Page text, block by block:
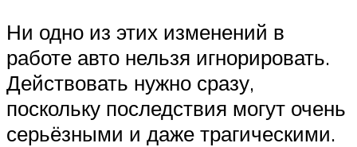
Ни одно из этих изменений в
работе авто нельзя игнорировать.
Действовать нужно сразу,
поскольку последствия могут очень
серьёзными и даже трагическими.